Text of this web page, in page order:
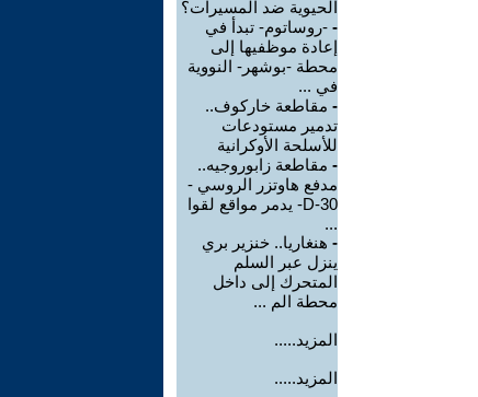
الحيوية ضد المسيرات؟
- -روساتوم- تبدأ في
إعادة موظفيها إلى
محطة -بوشهر- النووية
في ...
- مقاطعة خاركوف..
تدمير مستودعات
للأسلحة الأوكرانية
- مقاطعة زابوروجيه..
مدفع هاوتزر الروسي -
D-30- يدمر مواقع لقوا
...
- هنغاريا.. خنزير بري
ينزل عبر السلم
المتحرك إلى داخل
محطة الم ...
المزيد.....
المزيد.....